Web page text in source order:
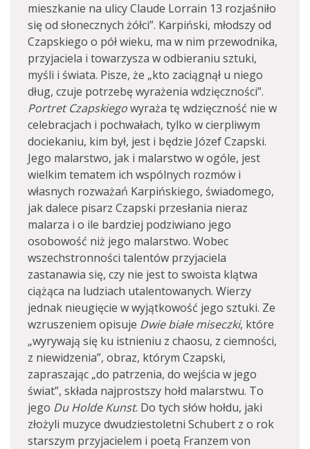
mieszkanie na ulicy Claude Lorrain 13 rozjaśniło
się od słonecznych żółci”. Karpiński, młodszy od
Czapskiego o pół wieku, ma w nim przewodnika,
przyjaciela i towarzysza w odbieraniu sztuki,
myśli i świata. Pisze, że „kto zaciągnął u niego
dług, czuje potrzebę wyrażenia wdzięczności”.
Portret Czapskiegowyraża tę wdzięczność nie w
celebracjach i pochwałach, tylko w cierpliwym
dociekaniu, kim był, jest i będzie Józef Czapski.
Jego malarstwo, jak i malarstwo w ogóle, jest
wielkim tematem ich wspólnych rozmów i
własnych rozważań Karpińskiego, świadomego,
jak dalece pisarz Czapski przesłania nieraz
malarza i o ile bardziej podziwiano jego
osobowość niż jego malarstwo. Wobec
wszechstronności talentów przyjaciela
zastanawia się, czy nie jest to swoista klątwa
ciążąca na ludziach utalentowanych. Wierzy
jednak nieugięcie w wyjątkowość jego sztuki. Ze
wzruszeniem opisuje Dwie białe miseczki, które
„wyrywają się ku istnieniu z chaosu, z ciemności,
z niewidzenia”, obraz, którym Czapski,
zapraszając „do patrzenia, do wejścia w jego
świat”, składa najprostszy hołd malarstwu. To
jego Du Holde Kunst. Do tych słów hołdu, jaki
złożyli muzyce dwudziestoletni Schubert z o rok
starszym przyjacielem i poetą Franzem von